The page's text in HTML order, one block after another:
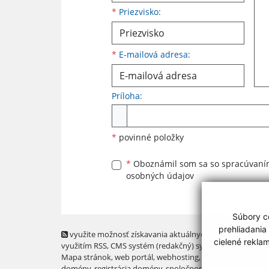
Súbory
cielené
* Priezvisko:
* E-mailová adresa:
Príloha:
* povinné položky
* Oboznámil som sa so
osobných údajov
využite možnosť získavania aktuálnych informácií s
využitím RSS, CMS systém (redakčný) systém ECHELON 2,
Mapa stránok,web portál,webhosting,